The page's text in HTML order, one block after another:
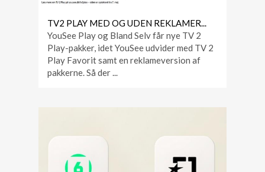
TV2 PLAY MED OG UDEN REKLAMER...
YouSee Play og Bland Selv får nye TV 2
Play-pakker, idet YouSee udvider med TV 2
Play Favorit samt en reklameversion af
pakkerne. Så der ...